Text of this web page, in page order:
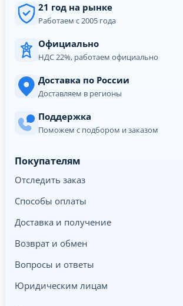
21 год на рынке
Работаем с 2005 года
Официально
НДС 22%, работаем официально
Доставка по России
Доставляем в регионы
Поддержка
Поможем с подбором и заказом
Покупателям
Отследить заказ
Способы оплаты
Доставка и получение
Возврат и обмен
Вопросы и ответы
Юридическим лицам